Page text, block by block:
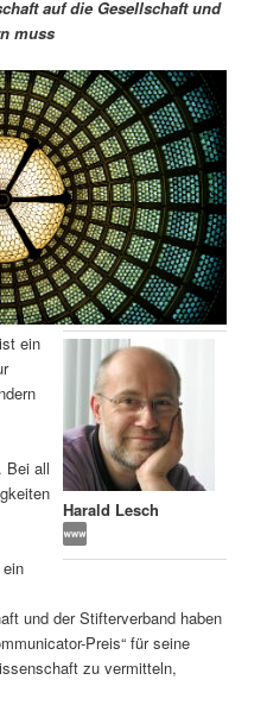
auf die Gesellschaft und
muss
Harald Lesch
ein
Bei all
und der Stifterverband haben
Preis“ für seine
zu vermitteln,